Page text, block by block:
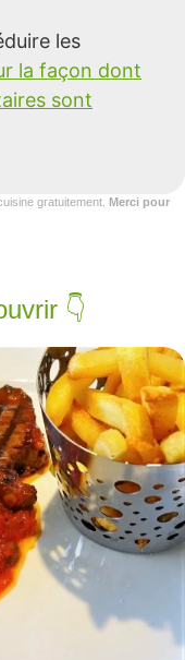
les
la façon dont
sont
gratuitement. Merci pour
👇